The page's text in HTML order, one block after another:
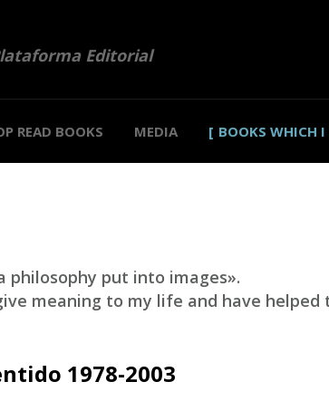
Editorial
READ BOOKS MEDIA BOOKS WHICH I
philosophy put into images».
meaning to my life and have helped
1978-2003